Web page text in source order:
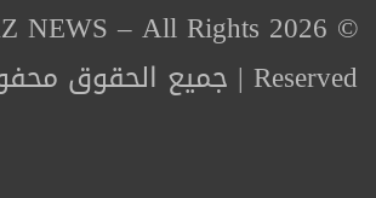
BAZ NEWS – All Rights
Reserved | جميع الحقوق محفوظة